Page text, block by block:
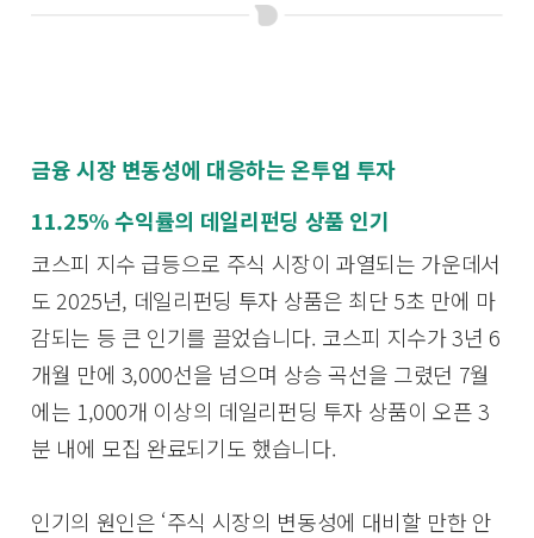
금융 시장 변동성에 대응하는 온투업 투자
11.25% 수익률의 데일리펀딩 상품 인기
코스피 지수 급등으로 주식 시장이 과열되는 가운데서
도 2025년, 데일리펀딩 투자 상품은 최단 5초 만에 마
감되는 등 큰 인기를 끌었습니다. 코스피 지수가 3년 6
개월 만에 3,000선을 넘으며 상승 곡선을 그렸던 7월
에는 1,000개 이상의 데일리펀딩 투자 상품이 오픈 3
분 내에 모집 완료되기도 했습니다.
인기의 원인은 ‘주식 시장의 변동성에 대비할 만한 안